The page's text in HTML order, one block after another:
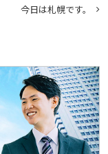
今日は札幌です。